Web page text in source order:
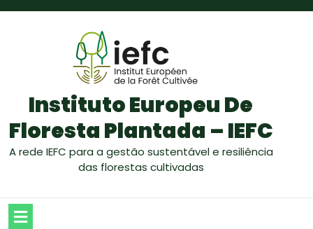
Instituto Europeu De
Floresta Plantada – IEFC
A rede IEFC para a gestão sustentável e resiliência
das florestas cultivadas